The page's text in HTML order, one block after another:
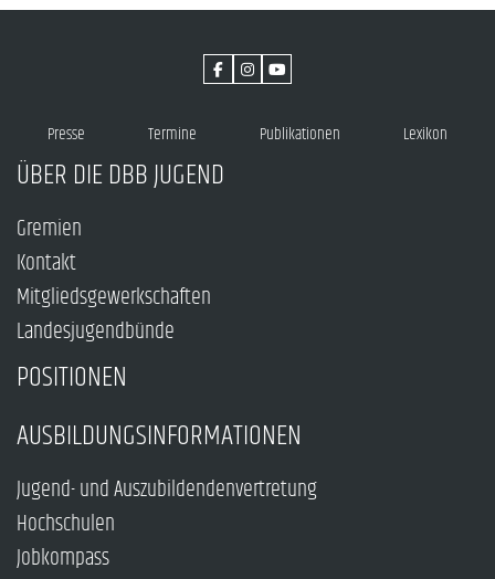
Presse Termine Publikationen Lexikon
ÜBER DIE DBB JUGEND
Gremien
Kontakt
Mitgliedsgewerkschaften
Landesjugendbünde
POSITIONEN
AUSBILDUNGSINFORMATIONEN
Jugend- und Auszubildendenvertretung
Hochschulen
Jobkompass